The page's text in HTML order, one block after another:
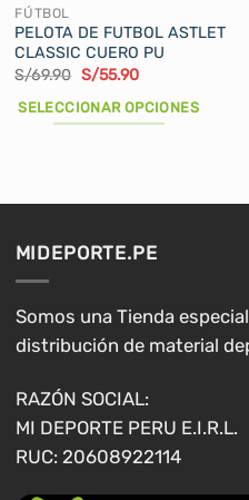
FÚTBOL
PELOTA DE FUTBOL ASTLET
CLASSIC CUERO PU
S/69.90 El
original
era:
S/55.90El
actual
es:
SELECCIONAR OPCIONES
múltiples
Las
opciones
se
elegir
la
página
de
MIDEPORTE.PE
Somos una Tienda
distribución de material
RAZÓN SOCIAL:
MI DEPORTE PERU E.I.R.L.
RUC: 20608922114